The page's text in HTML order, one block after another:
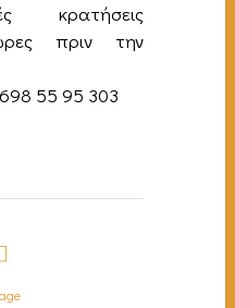
κρατήσεις
πριν την
698 55 95 303